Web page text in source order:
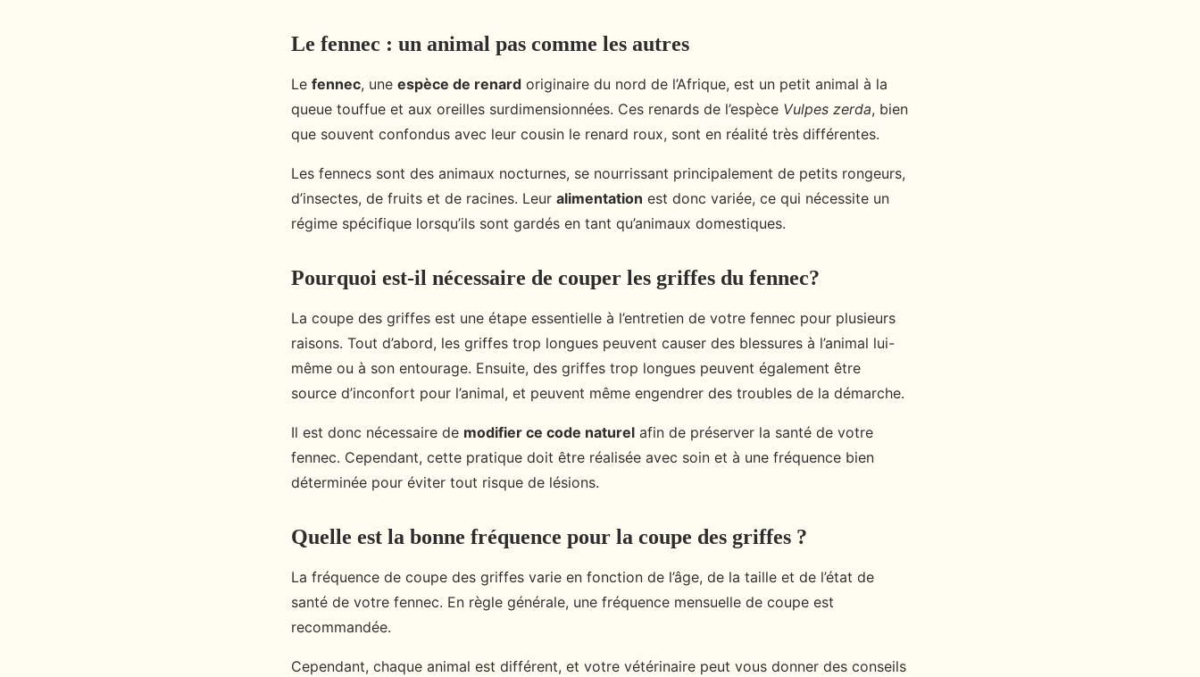
Le fennec : un animal pas comme les autres
Le fennec, une espèce de renard originaire du nord de l’Afrique, est un petit animal à la
queue touffue et aux oreilles surdimensionnées. Ces renards de l’espèce Vulpes zerda, bien
que souvent confondus avec leur cousin le renard roux, sont en réalité très différentes.
Les fennecs sont des animaux nocturnes, se nourrissant principalement de petits rongeurs,
d’insectes, de fruits et de racines. Leur alimentation est donc variée, ce qui nécessite un
régime spécifique lorsqu’ils sont gardés en tant qu’animaux domestiques.
Pourquoi est-il nécessaire de couper les griffes du fennec?
La coupe des griffes est une étape essentielle à l’entretien de votre fennec pour plusieurs
raisons. Tout d’abord, les griffes trop longues peuvent causer des blessures à l’animal lui-
même ou à son entourage. Ensuite, des griffes trop longues peuvent également être
source d’inconfort pour l’animal, et peuvent même engendrer des troubles de la démarche.
Il est donc nécessaire de modifier ce code naturel afin de préserver la santé de votre
fennec. Cependant, cette pratique doit être réalisée avec soin et à une fréquence bien
déterminée pour éviter tout risque de lésions.
Quelle est la bonne fréquence pour la coupe des griffes ?
La fréquence de coupe des griffes varie en fonction de l’âge, de la taille et de l’état de
santé de votre fennec. En règle générale, une fréquence mensuelle de coupe est
recommandée.
Cependant, chaque animal est différent, et votre vétérinaire peut vous donner des conseils